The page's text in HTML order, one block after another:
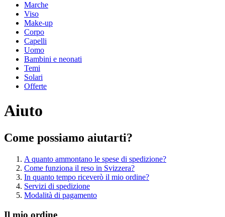
Marche
Viso
Make-up
Corpo
Capelli
Uomo
Bambini e neonati
Temi
Solari
Offerte
Aiuto
Come possiamo aiutarti?
A quanto ammontano le spese di spedizione?
Come funziona il reso in Svizzera?
In quanto tempo riceverò il mio ordine?
Servizi di spedizione
Modalità di pagamento
Il mio ordine